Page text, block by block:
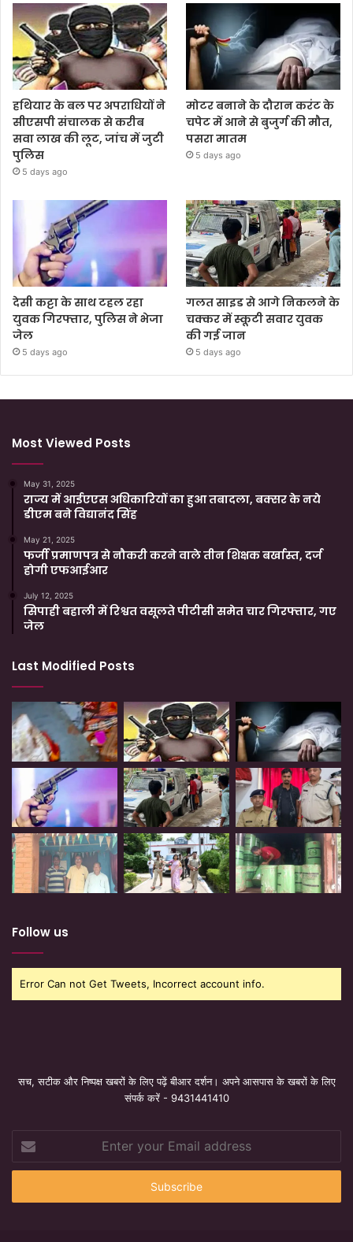
हथियार के बल पर अपराधियों ने
सीएसपी संचालक से करीब
सवा लाख की लूट, जांच में जुटी
पुलिस
5 days ago
मोटर बनाने के दौरान करंट के
चपेट में आने से बुजुर्ग की मौत,
पसरा मातम
5 days ago
देसी कट्टा के साथ टहल रहा
युवक गिरफ्तार, पुलिस ने भेजा
जेल
5 days ago
गलत साइड से आगे निकलने के
चक्कर में स्कूटी सवार युवक
की गई जान
5 days ago
Most Viewed Posts
May 31, 2025
राज्य में आईएएस अधिकारियों का हुआ तबादला, बक्सर के नये
डीएम बने विद्यानंद सिंह
May 21, 2025
फर्जी प्रमाणपत्र से नौकरी करने वाले तीन शिक्षक बर्खास्त, दर्ज
होगी एफआईआर
July 12, 2025
सिपाही बहाली में रिश्वत वसूलते पीटीसी समेत चार गिरफ्तार, गए
जेल
Last Modified Posts
Follow us
Error Can not Get Tweets, Incorrect account info.
सच, सटीक और निष्पक्ष खबरों के लिए पढ़ें बीआर दर्शन। अपने आसपास के खबरों के लिए
संपर्क करें - 9431441410
your
Email